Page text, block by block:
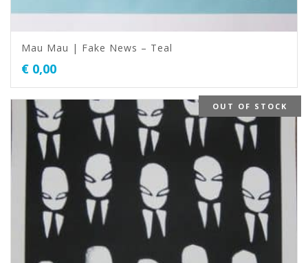
Mau Mau | Fake News – Teal
€ 0,00
OUT OF STOCK